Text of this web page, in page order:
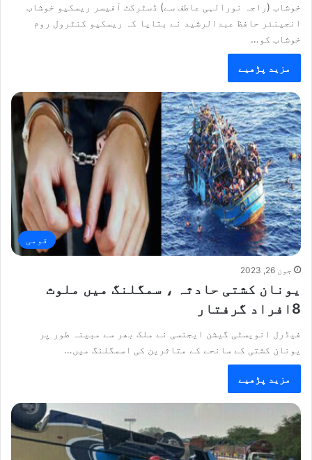
خوشاب (راجہ نورالہی عاطف سے) ڈسٹرکٹ آفیسر ریسکیو خوشاب
انجینئر حافظ عبدالرشید نے بتایا کہ ریسکیو کنٹرول روم
خوشاب کو…
مزید پڑھیے
قومی
جون 26, 2023
یونان کشتی حادثہ ، سمگلنگ میں ملوث
8افراد گرفتار
فیڈرل انویسٹی گیشن ایجنسی نے ملک بھر سے مبینہ طور پر
یونان کشتی کے سانحے کے متاثرین کی اسمگلنگ میں…
مزید پڑھیے